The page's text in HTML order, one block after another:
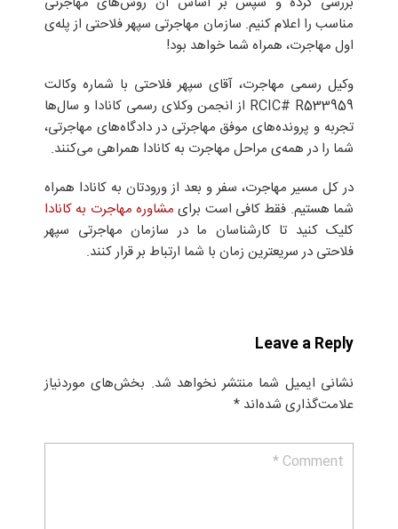
مناسب را اعلام کنیم. سازمان مهاجرتی سپهر فلاحتی از پله‌ی
اول مهاجرت، همراه شما خواهد بود!
وکیل رسمی مهاجرت، آقای سپهر فلاحتی با شماره وکالت
RCIC# R533959 از انجمن وکلای رسمی کانادا و سال‌ها
تجربه و پرونده‌های موفق مهاجرتی در دادگاه‌های مهاجرتی،
شما را در همه‌ی مراحل مهاجرت به کانادا همراهی می‌کنند.
در کل مسیر مهاجرت، سفر و بعد از ورودتان به کانادا همراه
شما هستیم. فقط کافی است برای مشاوره مهاجرت به کانادا
کلیک کنید تا کارشناسان ما در سازمان مهاجرتی سپهر
فلاحتی در سریعترین زمان با شما ارتباط بر قرار کنند.
Leave a Reply
نشانی ایمیل شما منتشر نخواهد شد. بخش‌های موردنیاز
علامت‌گذاری شده‌اند *